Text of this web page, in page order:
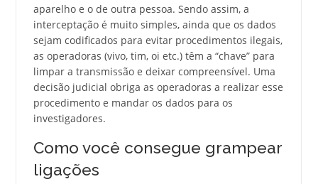
aparelho e o de outra pessoa. Sendo assim, a
interceptação é muito simples, ainda que os dados
sejam codificados para evitar procedimentos ilegais,
as operadoras (vivo, tim, oi etc.) têm a “chave” para
limpar a transmissão e deixar compreensível. Uma
decisão judicial obriga as operadoras a realizar esse
procedimento e mandar os dados para os
investigadores.
Como você consegue grampear
ligações